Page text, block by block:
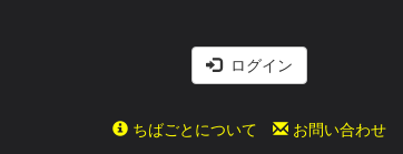
ログイン
ちばごとについて お問い合わせ